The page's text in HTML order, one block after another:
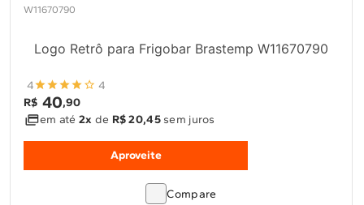
Localizar assistência técnica
10º Lava Seca
W11670790
Logo Retrô para Frigobar Brastemp W11670790
4
4
R$ 40,90
em até 2x de R$ 20,45sem juros
Aproveite
Compare